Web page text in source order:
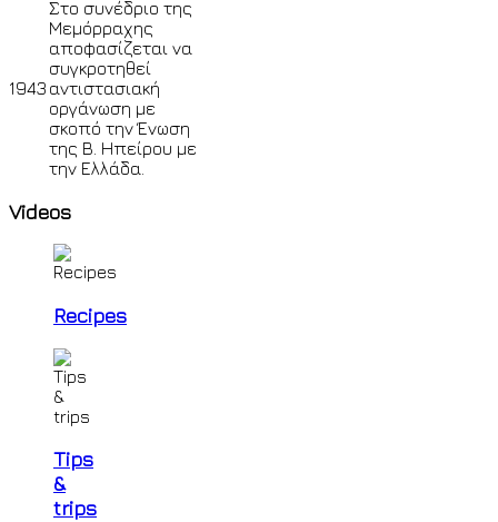
1943
Στο συνέδριο της
Μεμόρραχης
αποφασίζεται να
συγκροτηθεί
αντιστασιακή
οργάνωση με
σκοπό την Ένωση
της Β. Ηπείρου με
την Ελλάδα.
Videos
Recipes
Tips
&
trips